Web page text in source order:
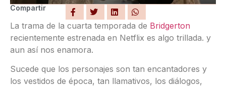
Compartir
La trama de la cuarta temporada de Bridgerton
recientemente estrenada en Netflix es algo trillada. y
aun así nos enamora.
Sucede que los personajes son tan encantadores y
los vestidos de época, tan llamativos, los diálogos,